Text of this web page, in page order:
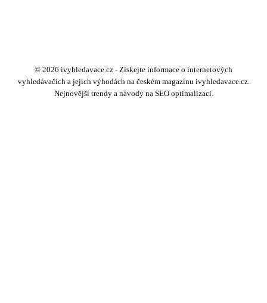
© 2026 ivyhledavace.cz - Získejte informace o internetových
vyhledávačích a jejich výhodách na českém magazínu ivyhledavace.cz.
Nejnovější trendy a návody na SEO optimalizaci.